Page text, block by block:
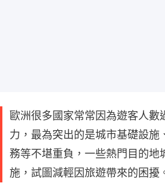
歐洲很多國家常常因為遊客人數
力，最為突出的是城市基礎設施
務等不堪重負，一些熱門目的地
施，試圖減輕因旅遊帶來的困擾